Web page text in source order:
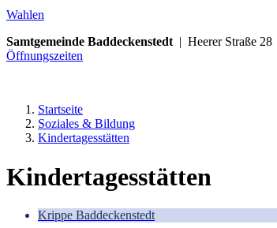
Wahlen
Samtgemeinde Baddeckenstedt | Heerer Straße
Öffnungszeiten
Startseite
Soziales & Bildung
Kindertagesstätten
Kindertagesstätten
Krippe Baddeckenstedt